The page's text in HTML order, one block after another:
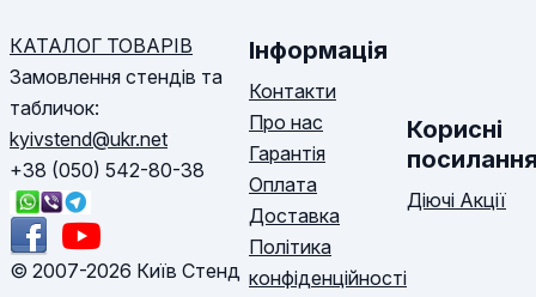
КАТАЛОГ ТОВАРІВ
Замовлення стендів та
табличок:
kyivstend@ukr.net
+38 (050) 542-80-38
© 2007-2026 Київ Стенд
Інформація
Контакти
Про нас
Гарантія
Оплата
Доставка
Політика
конфіденційності
Корисні
Діючі Акції